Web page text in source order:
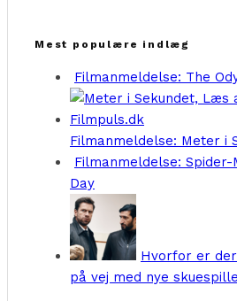
Mest populære indlæg
Filmanmeldelse: The
Filmanmeldelse: Meter i
Filmanmeldelse:
Day
Hvorfor er
på vej med nye